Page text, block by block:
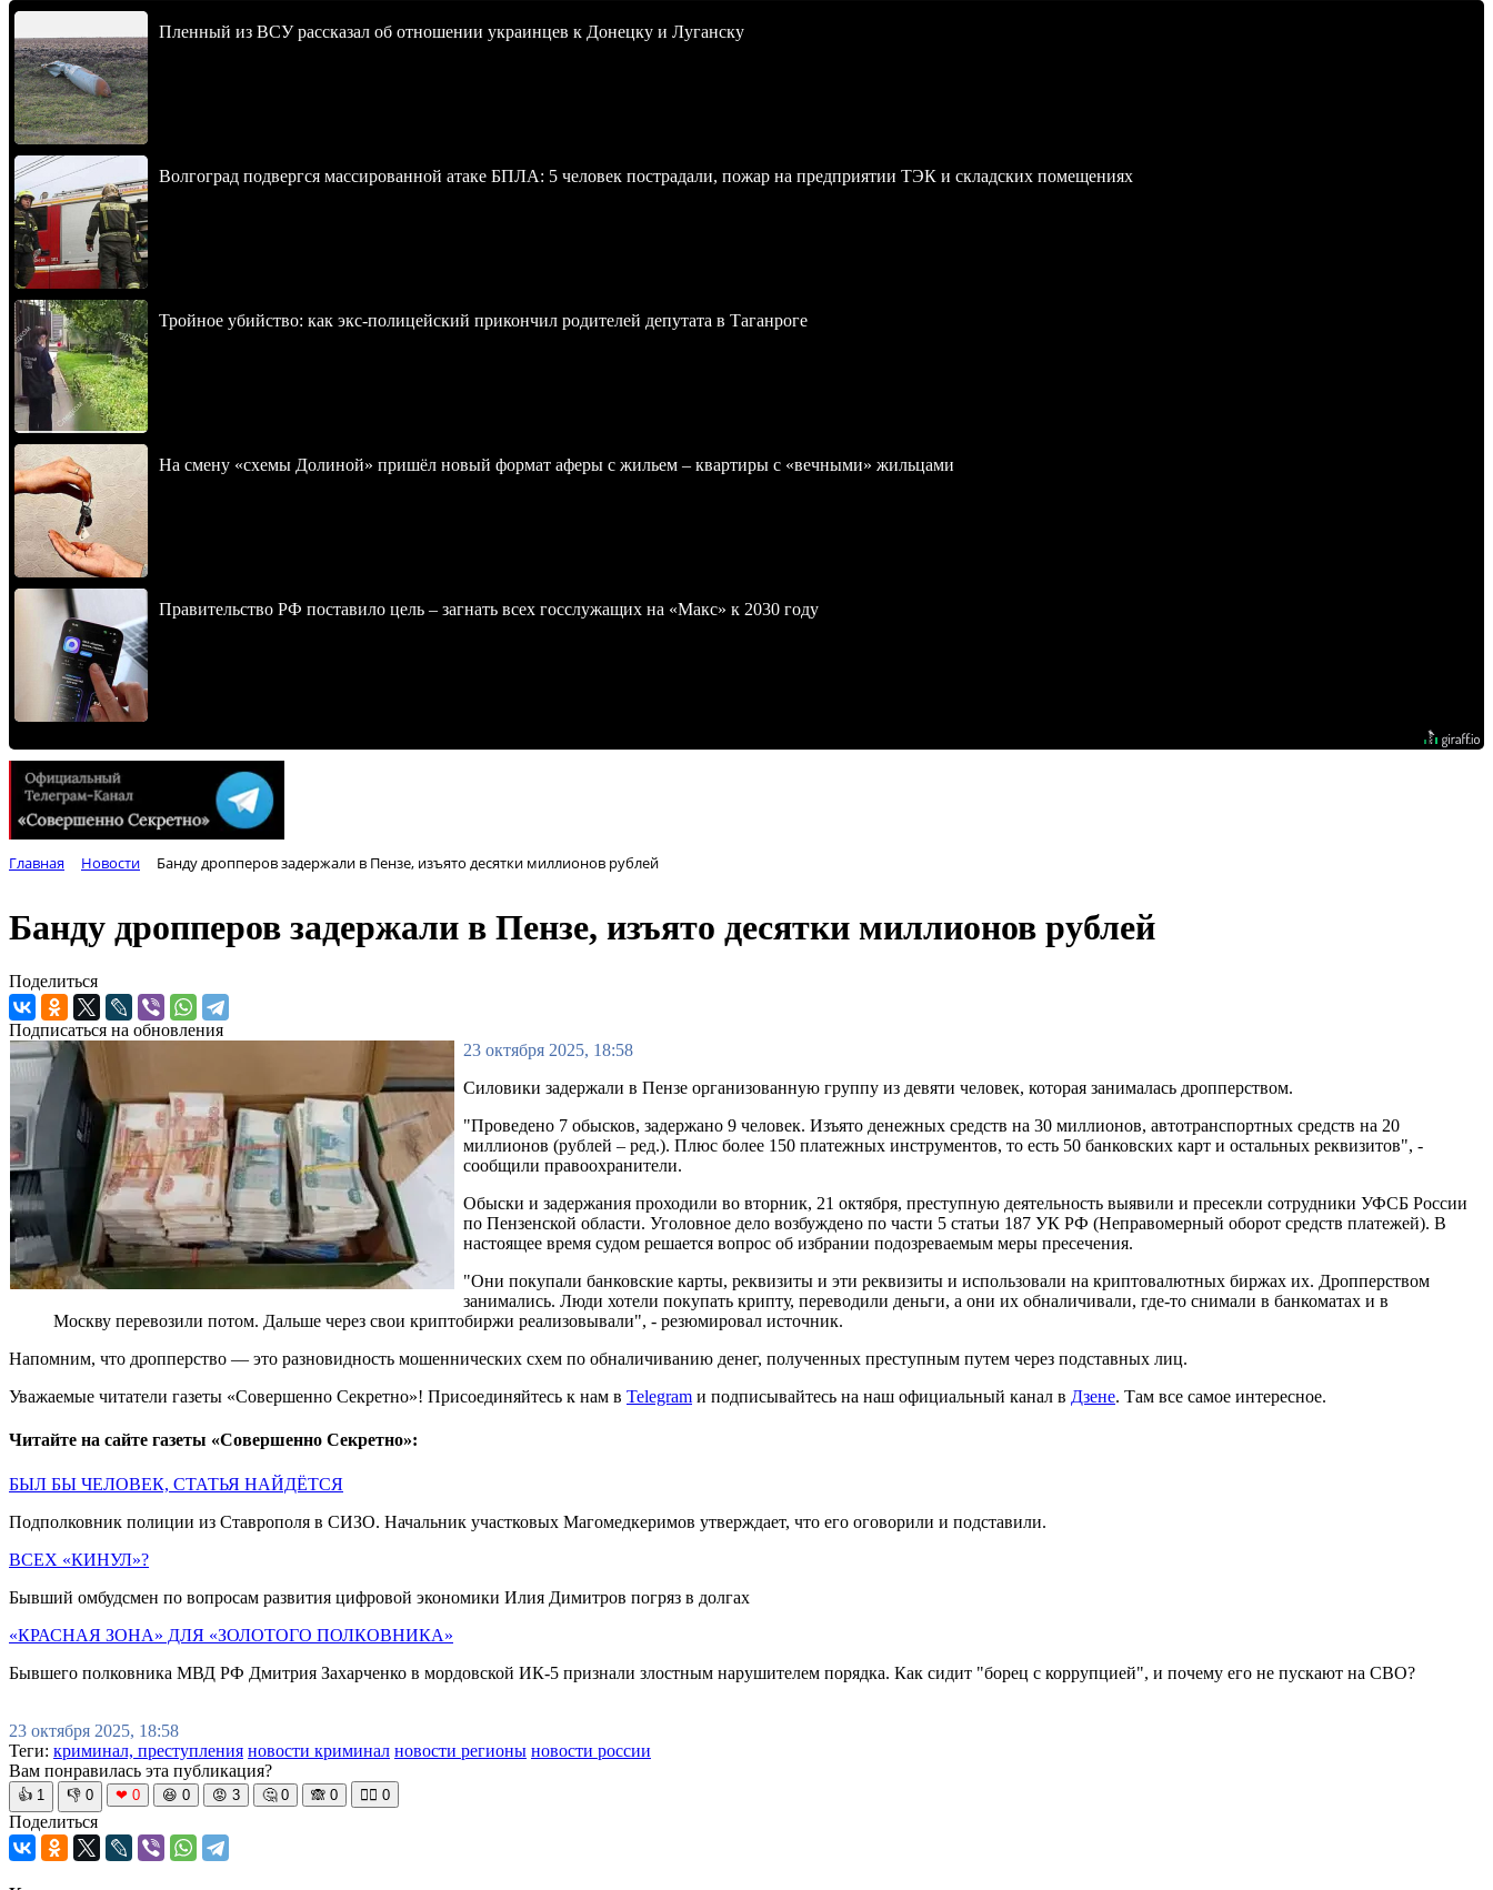
Пленный из ВСУ рассказал об отношении украинцев к Донецку и Луганску
Волгоград подвергся массированной атаке БПЛА: 5 человек пострадали, пожар на предприятии ТЭК и складских помещениях
Тройное убийство: как экс-полицейский прикончил родителей депутата в Таганроге
На смену «схемы Долиной» пришёл новый формат аферы с жильем – квартиры с «вечными» жильцами
Правительство РФ поставило цель – загнать всех госслужащих на «Макс» к 2030 году
Главная Новости Банду дропперов задержали в Пензе, изъято десятки миллионов рублей
Банду дропперов задержали в Пензе, изъято десятки миллионов рублей
Поделиться
Подписаться на обновления
23 октября 2025, 18:58
Силовики задержали в Пензе организованную группу из девяти человек, которая занималась дропперством.
"Проведено 7 обысков, задержано 9 человек. Изъято денежных средств на 30 миллионов, автотранспортных средств на 20
миллионов (рублей – ред.). Плюс более 150 платежных инструментов, то есть 50 банковских карт и остальных реквизитов", -
сообщили правоохранители.
Обыски и задержания проходили во вторник, 21 октября, преступную деятельность выявили и пресекли сотрудники УФСБ России
по Пензенской области. Уголовное дело возбуждено по части 5 статьи 187 УК РФ (Неправомерный оборот средств платежей). В
настоящее время судом решается вопрос об избрании подозреваемым меры пресечения.
"Они покупали банковские карты, реквизиты и эти реквизиты и использовали на криптовалютных биржах их. Дропперством
занимались. Люди хотели покупать крипту, переводили деньги, а они их обналичивали, где-то снимали в банкоматах и в
Москву перевозили потом. Дальше через свои криптобиржи реализовывали", - резюмировал источник.
Напомним, что дропперство — это разновидность мошеннических схем по обналичиванию денег, полученных преступным путем через подставных лиц.
Уважаемые читатели газеты «Совершенно Секретно»! Присоединяйтесь к нам в Telegram и подписывайтесь на наш официальный канал в Дзене. Там все самое интересное.
Читайте на сайте газеты «Совершенно Секретно»:
БЫЛ БЫ ЧЕЛОВЕК, СТАТЬЯ НАЙДЁТСЯ
Подполковник полиции из Ставрополя в СИЗО. Начальник участковых Магомедкеримов утверждает, что его оговорили и подставили.
ВСЕХ «КИНУЛ»?
Бывший омбудсмен по вопросам развития цифровой экономики Илия Димитров погряз в долгах
«КРАСНАЯ ЗОНА» ДЛЯ «ЗОЛОТОГО ПОЛКОВНИКА»
Бывшего полковника МВД РФ Дмитрия Захарченко в мордовской ИК-5 признали злостным нарушителем порядка. Как сидит "борец с коррупцией", и почему его не пускают на СВО?
23 октября 2025, 18:58
Теги: криминал, преступления новости криминал новости регионы новости россии
Вам понравилась эта публикация?
👍 1 👎 0 ❤ 0 😆 0 😡 3 🤔 0 🙈 0 🧘‍♀️ 0
Поделиться